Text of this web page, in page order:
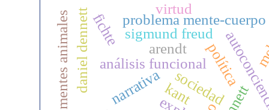
análisis funcional
daniel dennett narrativa
mentes animales problema mente-cuerpo
política
sociedad
sigmund freud
kant
fichte
arendt
virtud